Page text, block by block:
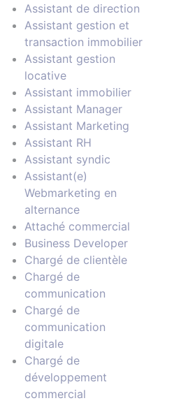
Assistant de direction
Assistant gestion et
transaction immobilier
Assistant gestion
locative
Assistant immobilier
Assistant Manager
Assistant Marketing
Assistant RH
Assistant syndic
Assistant(e)
Webmarketing en
alternance
Attaché commercial
Business Developer
Chargé de clientèle
Chargé de
communication
Chargé de
communication
digitale
Chargé de
développement
commercial